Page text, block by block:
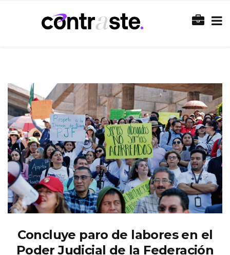
Concluye paro de labores en el
Poder Judicial de la Federación